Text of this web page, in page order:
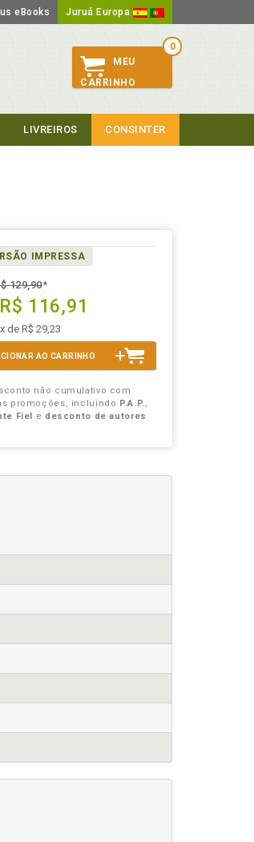
eBooks Juruá Europa
0
MEU
CARRINHO
LIVREIROS CONSINTER
IMPRESSA
129,90*
R$ 116,91
de R$ 29,23
AO CARRINHO
não cumulativo com
promoções, incluindo P.A.P.,
Fiel e desconto de autores